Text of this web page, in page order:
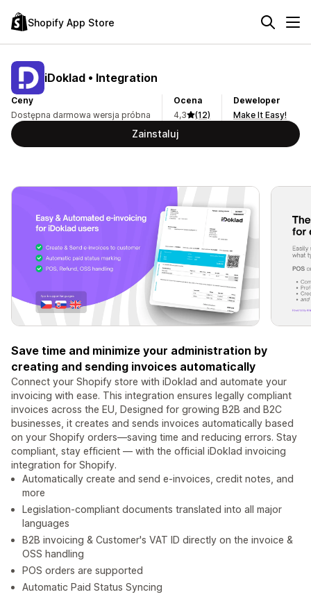
Shopify App Store
iDoklad • Integration
Ceny
Dostępna darmowa wersja próbna
Ocena
4,3
(12)
Deweloper
Make It Easy!
Zainstaluj
Save time and minimize your administration by
creating and sending invoices automatically
Connect your Shopify store with iDoklad and automate your
invoicing with ease. This integration ensures legally compliant
invoices across the EU, Designed for growing B2B and B2C
businesses, it creates and sends invoices automatically based
on your Shopify orders—saving time and reducing errors. Stay
compliant, stay efficient — with the official iDoklad invoicing
integration for Shopify.
Automatically create and send e-invoices, credit notes, and
more
Legislation-compliant documents translated into all major
languages
B2B invoicing & Customer's VAT ID directly on the invoice &
OSS handling
POS orders are supported
Automatic Paid Status Syncing